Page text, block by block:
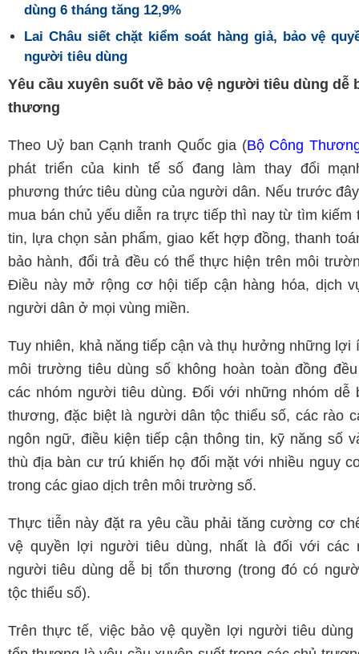
dùng 6 tháng tăng 12,9%
Lai Châu siết chặt kiểm soát hàng giả, bảo vệ
người tiêu dùng
Yêu cầu xuyên suốt về bảo vệ người tiêu dùng dễ
thương
Theo Uỷ ban Cạnh tranh Quốc gia (Bộ Công
phát triển của kinh tế số đang làm thay đổi
phương thức tiêu dùng của người dân. Nếu trước
mua bán chủ yếu diễn ra trực tiếp thì nay từ tìm kiếm
tin, lựa chọn sản phẩm, giao kết hợp đồng, thanh
bảo hành, đổi trả đều có thể thực hiện trên môi
Điều này mở rộng cơ hội tiếp cận hàng hóa, dịch
người dân ở mọi vùng miền.
Tuy nhiên, khả năng tiếp cận và thụ hưởng những lợi
môi trường tiêu dùng số không hoàn toàn đồng
các nhóm người tiêu dùng. Đối với những nhóm dễ
thương, đặc biệt là người dân tộc thiểu số, các rào
ngôn ngữ, điều kiện tiếp cận thông tin, kỹ năng số
thù địa bàn cư trú khiến họ đối mặt với nhiều nguy
trong các giao dịch trên môi trường số.
Thực tiễn này đặt ra yêu cầu phải tăng cường cơ
vệ quyền lợi người tiêu dùng, nhất là đối với các
người tiêu dùng dễ bị tổn thương (trong đó có
tộc thiểu số).
Trên thực tế, việc bảo vệ quyền lợi người tiêu dùng